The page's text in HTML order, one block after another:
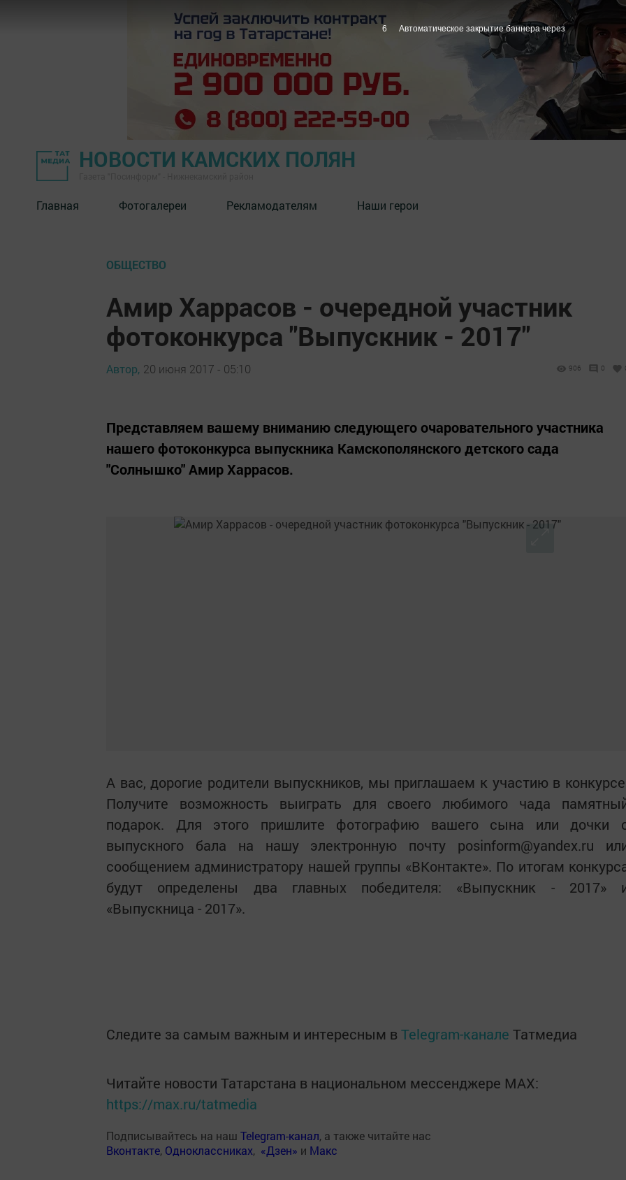
НОВОСТИ КАМСКИХ ПОЛЯН
Главная Фотогалереи Рекламодателям Наши герои
ОБЩЕСТВО
Амир Харрасов - очередной участник
фотоконкурса "Выпускник - 2017"
Автор, 20 июня 2017 - 05:10 906 0
Представляем вашему вниманию следующего очаровательного участника
нашего фотоконкурса выпускника Камскополянского детского сада
"Солнышко" Амир Харрасов.
А вас, дорогие родители выпускников, мы приглашаем к участию в
Получите возможность выиграть для своего любимого чада
подарок. Для этого пришлите фотографию вашего сына или дочки
выпускного бала на нашу электронную почту posinform@yandex.ru
сообщением администратору нашей группы «ВКонтакте». По итогам
будут определены два главных победителя: «Выпускник - 2017»
«Выпускница - 2017».
Следите за самым важным и интересным в Telegram-канале Татмедиа
Читайте новости Татарстана в национальном мессенджере MАХ:
https://max.ru/tatmedia
Подписывайтесь на наш Telegram-канал, а также читайте нас
Вконтакте, Одноклассниках, «Дзен» и Макс
5 Автоматическое закрытие баннера через